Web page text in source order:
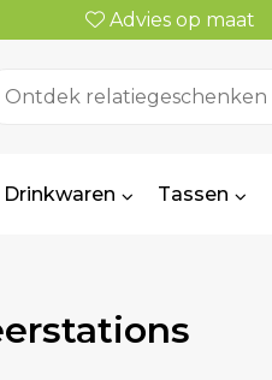
Advies op maat
Drinkwaren Tassen